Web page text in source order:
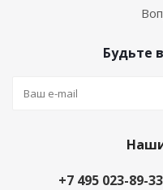
Будьте
+7 495 023-89-33